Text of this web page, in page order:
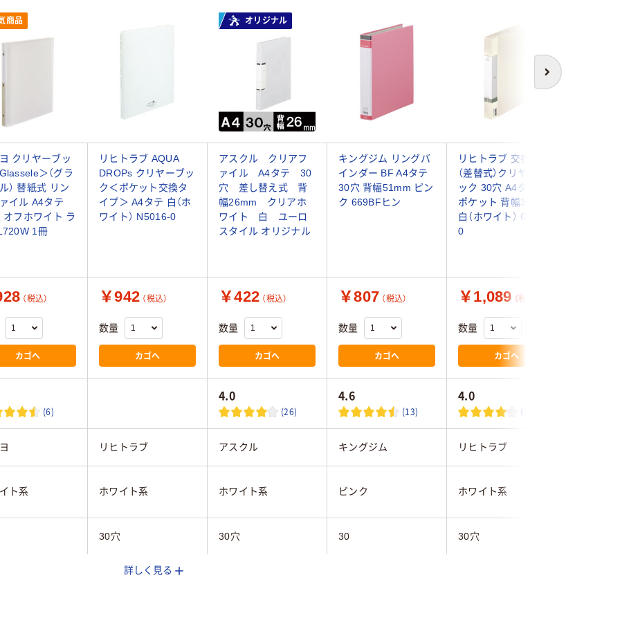
次へ
商品 オリジナル
クリヤーブッ
＞（グラ
） 替紙式 リン
イル A4タテ
オフホワイト ラ
1冊
リヒトラブ AQUA
DROPs クリヤーブッ
ク＜ポケット交換タ
イプ＞ A4タテ 白（ホ
ワイト） N5016-0
アスクル クリアフ
ァイル A4タテ 30
穴 差し替え式 背
幅26mm クリアホ
ワイト 白 ユーロ
スタイル オリジナル
キングジム リングバ
インダー BF A4タテ
30穴 背幅51mm ピン
ク 669BFヒン
リヒトラブ 交換式
（差替式）クリヤーブ
ック 30穴 A4タテ 25
ポケット 背幅35mm
白（ホワイト） G3802-
0
（税込）
カゴへ
￥942 （税込）
数量
カゴへ
￥422 （税込）
数量
カゴへ
￥807 （税込）
数量
カゴへ
￥1,089 （税込）
数量
カゴへ
(6)
4.0
(26)
4.6
(13)
4.0
(11)
リヒトラブ アスクル キングジム リヒトラブ
ト系 ホワイト系 ホワイト系 ピンク ホワイト系
30穴 30穴 30 30穴
詳しく見る